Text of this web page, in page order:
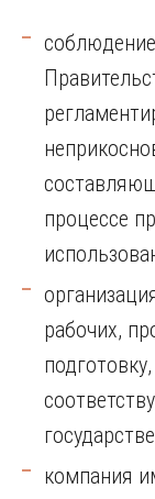
процессе
рабочих,
компания